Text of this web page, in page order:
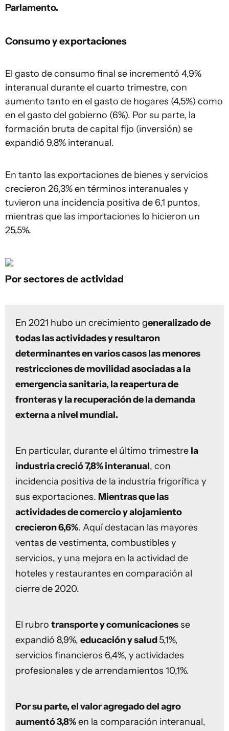
Parlamento.
Consumo y exportaciones
El gasto de consumo final se incrementó 4,9%
interanual durante el cuarto trimestre, con
aumento tanto en el gasto de hogares (4,5%) como
en el gasto del gobierno (6%). Por su parte, la
formación bruta de capital fijo (inversión) se
expandió 9,8% interanual.
En tanto las exportaciones de bienes y servicios
crecieron 26,3% en términos interanuales y
tuvieron una incidencia positiva de 6,1 puntos,
mientras que las importaciones lo hicieron un
25,5%.
Por sectores de actividad
En 2021 hubo un crecimiento generalizado de
todas las actividades y resultaron
determinantes en varios casos las menores
restricciones de movilidad asociadas a la
emergencia sanitaria, la reapertura de
fronteras y la recuperación de la demanda
externa a nivel mundial.
En particular, durante el último trimestre la
industria creció 7,8% interanual, con
incidencia positiva de la industria frigorífica y
sus exportaciones. Mientras que las
actividades de comercio y alojamiento
crecieron 6,6%. Aquí destacan las mayores
ventas de vestimenta, combustibles y
servicios, y una mejora en la actividad de
hoteles y restaurantes en comparación al
cierre de 2020.
El rubro transporte y comunicacionesse
expandió 8,9%, educación y salud5,1%,
servicios financieros 6,4%, y actividades
profesionales y de arrendamientos 10,1%.
Por su parte, el valor agregado del agro
aumentó 3,8%en la comparación interanual,